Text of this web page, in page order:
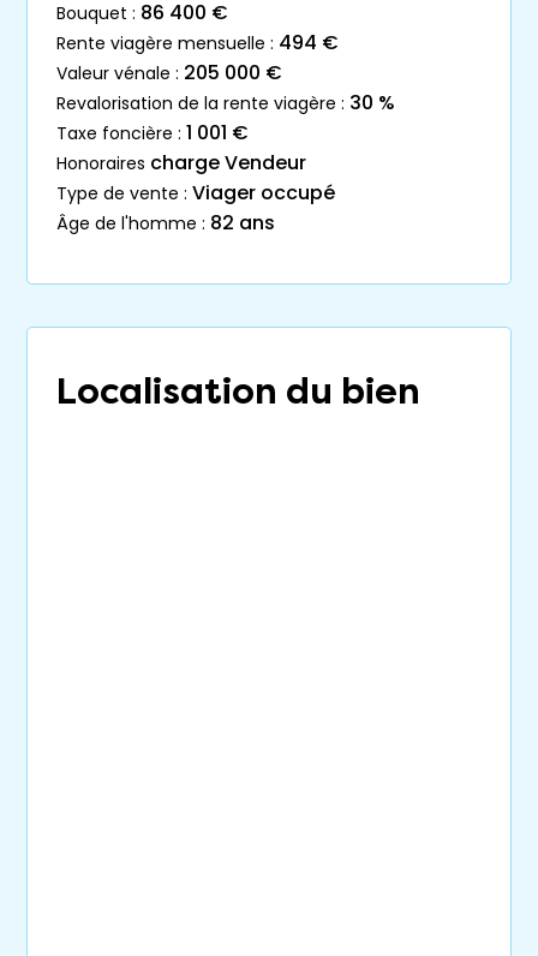
bouquet : 86 400 €
rente viagère mensuelle : 494 €
valeur vénale : 205 000 €
revalorisation de la rente viagère : 30 %
taxe foncière : 1 001 €
honoraires charge Vendeur
type de vente : Viager occupé
âge de l'homme : 82 ans
Localisation du bien